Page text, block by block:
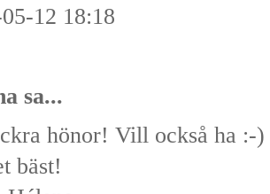
12 18:18
sa...
hönor! Vill också ha :-)
bäst!